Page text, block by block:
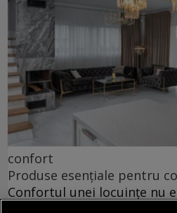
confort
Produse esențiale pentru
Confortul unei locuințe nu